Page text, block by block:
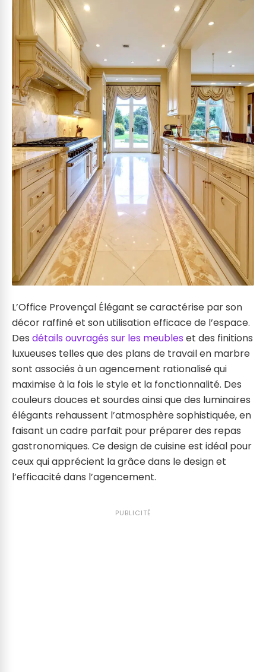
L’Office Provençal Élégant se caractérise par son
décor raffiné et son utilisation efficace de l’espace.
Des détails ouvragés sur les meubles et des finitions
luxueuses telles que des plans de travail en marbre
sont associés à un agencement rationalisé qui
maximise à la fois le style et la fonctionnalité. Des
couleurs douces et sourdes ainsi que des luminaires
élégants rehaussent l’atmosphère sophistiquée, en
faisant un cadre parfait pour préparer des repas
gastronomiques. Ce design de cuisine est idéal pour
ceux qui apprécient la grâce dans le design et
l’efficacité dans l’agencement.
PUBLICITÉ